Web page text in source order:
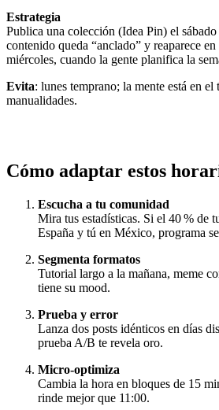
Estrategia
Publica una colección (Idea Pin) el sábado
contenido queda “anclado” y reaparece en
miércoles, cuando la gente planifica la
Evita: lunes temprano; la mente está en el
manualidades.
Cómo adaptar estos
Escucha a tu comunidad
Mira tus estadísticas. Si el 40 % de
España y tú en México, programa
Segmenta formatos
Tutorial largo a la mañana, meme
tiene su mood.
Prueba y error
Lanza dos posts idénticos en días
prueba A/B te revela oro.
Micro‑optimiza
Cambia la hora en bloques de 15
rinde mejor que 11:00.